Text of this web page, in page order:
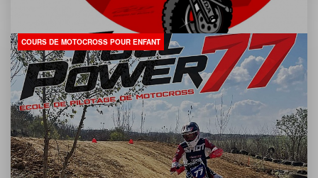
COURS DE MOTOCROSS POUR ENFANT